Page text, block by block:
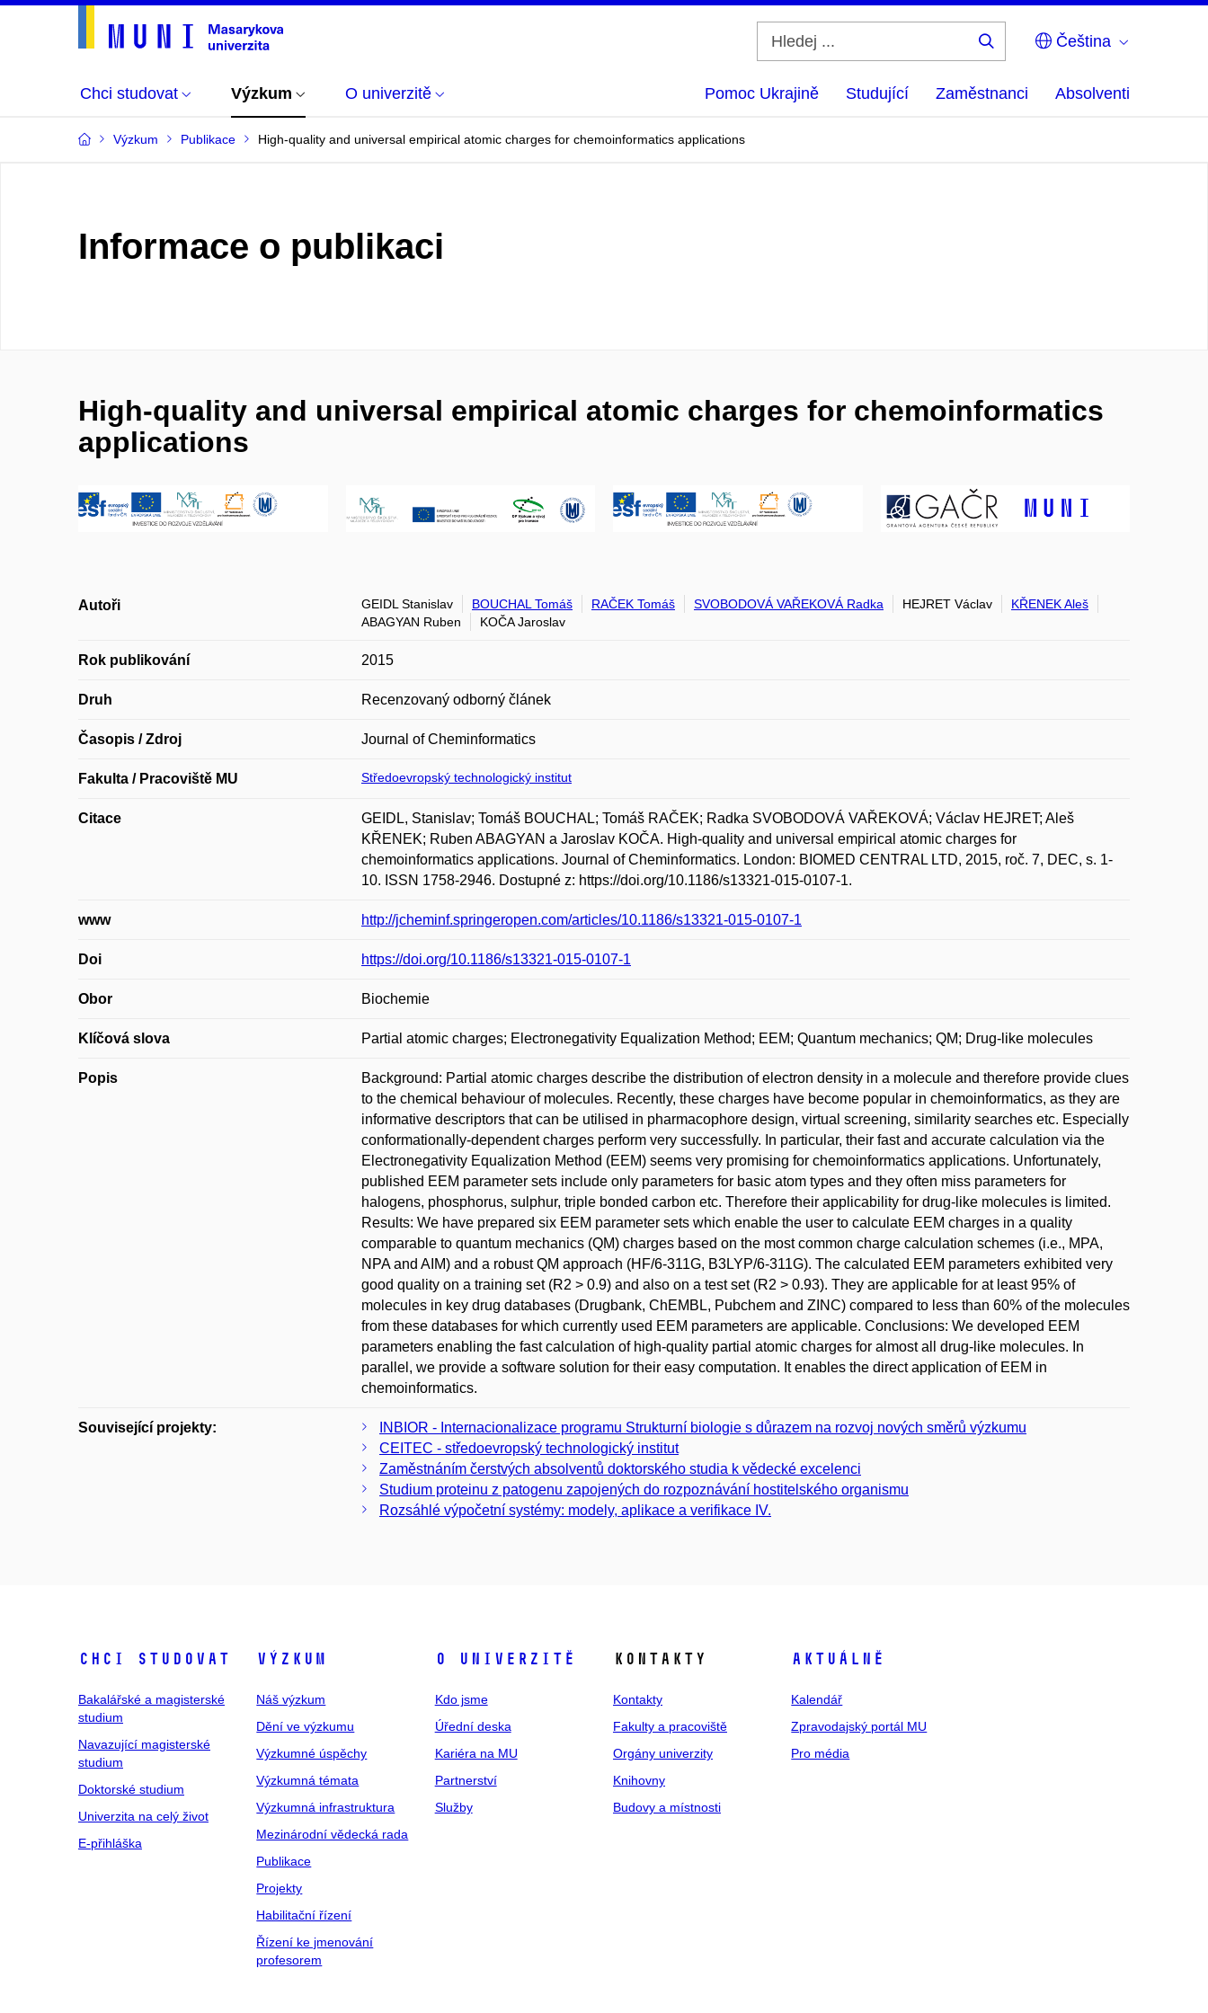
Čeština
Chci studovat Výzkum O univerzitě Pomoc Ukrajině Studující Zaměstnanci Absolventi
Výzkum Publikace High-quality and universal empirical atomic charges for chemoinformatics applications
Informace o publikaci
High-quality and universal empirical atomic charges for chemoinformatics
applications
Autoři GEIDL Stanislav BOUCHAL Tomáš RAČEK Tomáš SVOBODOVÁ VAŘEKOVÁ Radka HEJRET Václav
KŘENEK Aleš
ABAGYAN Ruben
KOČA Jaroslav
Rok publikování 2015
Druh Recenzovaný odborný článek
Časopis / Zdroj Journal of Cheminformatics
Fakulta / Pracoviště MU Středoevropský technologický institut
Citace
GEIDL, Stanislav; Tomáš BOUCHAL; Tomáš RAČEK; Radka SVOBODOVÁ VAŘEKOVÁ; Václav HEJRET; Aleš
KŘENEK; Ruben ABAGYAN a Jaroslav KOČA. High-quality and universal empirical atomic charges for
chemoinformatics applications. Journal of Cheminformatics. London: BIOMED CENTRAL LTD, 2015, roč. 7, DEC, s. 1-
10. ISSN 1758-2946. Dostupné z: https://doi.org/10.1186/s13321-015-0107-1.
www http://jcheminf.springeropen.com/articles/10.1186/s13321-015-0107-1
Doi https://doi.org/10.1186/s13321-015-0107-1
Obor Biochemie
Klíčová slova Partial atomic charges; Electronegativity Equalization Method; EEM; Quantum mechanics; QM; Drug-like molecules
Popis
Background: Partial atomic charges describe the distribution of electron density in a molecule and therefore provide clues
to the chemical behaviour of molecules. Recently, these charges have become popular in chemoinformatics, as they are
informative descriptors that can be utilised in pharmacophore design, virtual screening, similarity searches etc. Especially
conformationally-dependent charges perform very successfully. In particular, their fast and accurate calculation via the
Electronegativity Equalization Method (EEM) seems very promising for chemoinformatics applications. Unfortunately,
published EEM parameter sets include only parameters for basic atom types and they often miss parameters for
halogens, phosphorus, sulphur, triple bonded carbon etc. Therefore their applicability for drug-like molecules is limited.
Results: We have prepared six EEM parameter sets which enable the user to calculate EEM charges in a quality
comparable to quantum mechanics (QM) charges based on the most common charge calculation schemes (i.e., MPA,
NPA and AIM) and a robust QM approach (HF/6-311G, B3LYP/6-311G). The calculated EEM parameters exhibited very
good quality on a training set (R2 > 0.9) and also on a test set (R2 > 0.93). They are applicable for at least 95% of
molecules in key drug databases (Drugbank, ChEMBL, Pubchem and ZINC) compared to less than 60% of the molecules
from these databases for which currently used EEM parameters are applicable. Conclusions: We developed EEM
parameters enabling the fast calculation of high-quality partial atomic charges for almost all drug-like molecules. In
parallel, we provide a software solution for their easy computation. It enables the direct application of EEM in
chemoinformatics.
Související projekty:
INBIOR - Internacionalizace programu Strukturní biologie s důrazem na rozvoj nových směrů výzkumu
CEITEC - středoevropský technologický institut
Zaměstnáním čerstvých absolventů doktorského studia k vědecké excelenci
Studium proteinu z patogenu zapojených do rozpoznávání hostitelského organismu
Rozsáhlé výpočetní systémy: modely, aplikace a verifikace IV.
Chci studovat
Bakalářské a magisterské
studium
Navazující magisterské
studium
Doktorské studium
Univerzita na celý život
E-přihláška
Výzkum
Náš výzkum
Dění ve výzkumu
Výzkumné úspěchy
Výzkumná témata
Výzkumná infrastruktura
Mezinárodní vědecká rada
Publikace
Projekty
Habilitační řízení
Řízení ke jmenování
profesorem
O univerzitě
Kdo jsme
Úřední deska
Kariéra na MU
Partnerství
Služby
Kontakty
Kontakty
Fakulty a pracoviště
Orgány univerzity
Knihovny
Budovy a místnosti
Aktuálně
Kalendář
Zpravodajský portál MU
Pro média